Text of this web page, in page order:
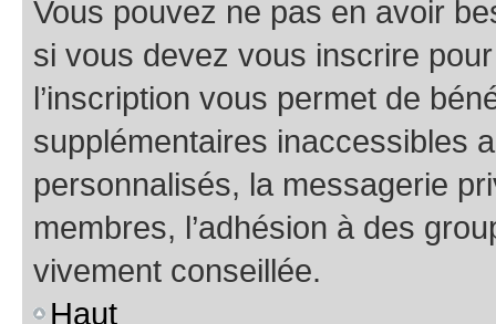
Vous pouvez ne pas en avoir
si vous devez vous inscrire
l’inscription vous permet de
supplémentaires inaccessibles
personnalisés, la messagerie
membres, l’adhésion à des
vivement conseillée.
Haut